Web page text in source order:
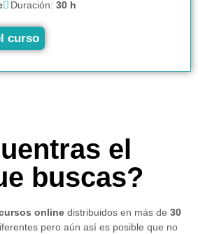
Duración: 30 h
curso
el
buscas?
online distribuidos en más de 30
pero aún así es posible que no